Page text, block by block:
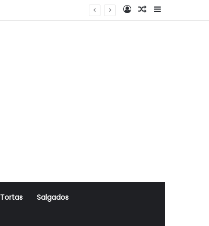
Log InArtigo Aleatório
Sidebar
Tortas Salgados